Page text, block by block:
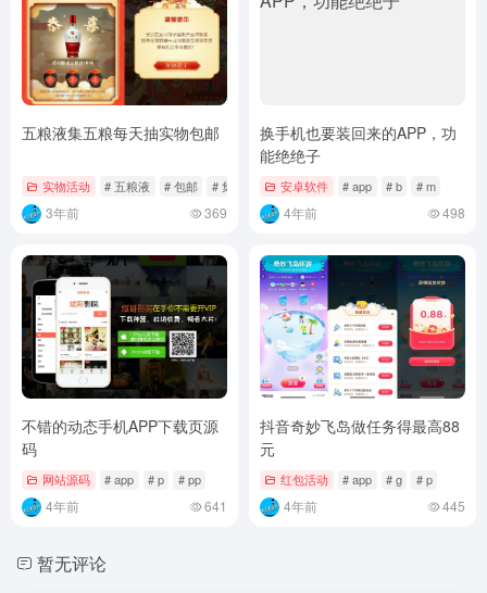
五粮液集五粮每天抽实物包邮
实物活动 # 五粮液 # 包邮 # 集五粮
3年前 369
换手机也要装回来的APP，功
能绝绝子
安卓软件 # app # b # m
4年前 498
不错的动态手机APP下载页源
码
网站源码 # app # p # pp
4年前 641
抖音奇妙飞岛做任务得最高88
元
红包活动 # app # g # p
4年前 445
暂无评论